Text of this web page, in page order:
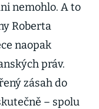
nemohlo. A to
Roberta
naopak
práv.
zásah do
– spolu